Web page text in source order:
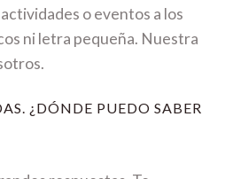
o eventos a los
ni letra pequeña. Nuestra
¿DÓNDE PUEDO SABER